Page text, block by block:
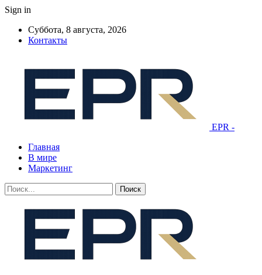
Sign in
Суббота, 8 августа, 2026
Контакты
EPR -
Главная
В мире
Маркетинг